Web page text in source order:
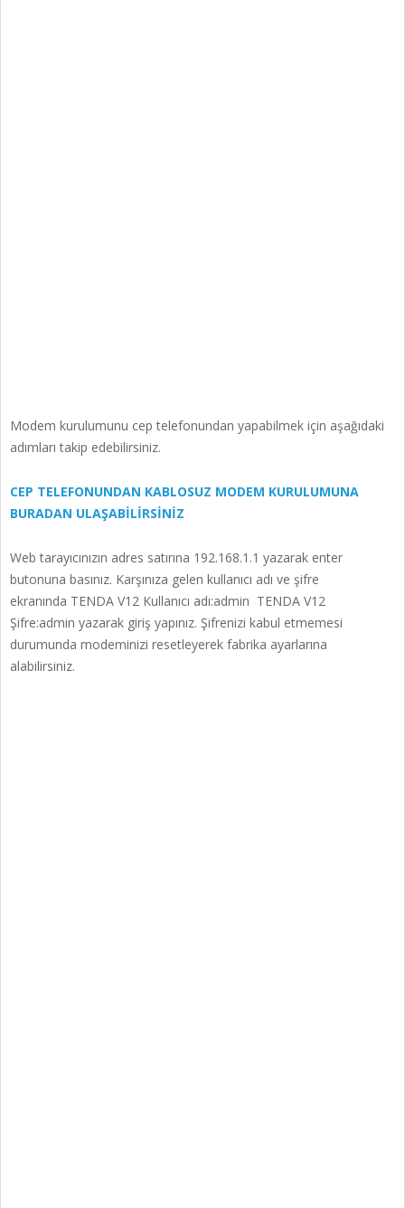
Modem kurulumunu cep telefonundan yapabilmek için aşağıdaki
adımları takip edebilirsiniz.
CEP TELEFONUNDAN KABLOSUZ MODEM KURULUMUNA
BURADAN ULAŞABİLİRSİNİZ
Web tarayıcınızın adres satırına 192.168.1.1 yazarak enter
butonuna basınız. Karşınıza gelen kullanıcı adı ve şifre
ekranında TENDA V12 Kullanıcı adı:admin TENDA V12
Şifre:admin yazarak giriş yapınız. Şifrenizi kabul etmemesi
durumunda modeminizi resetleyerek fabrika ayarlarına
alabilirsiniz.